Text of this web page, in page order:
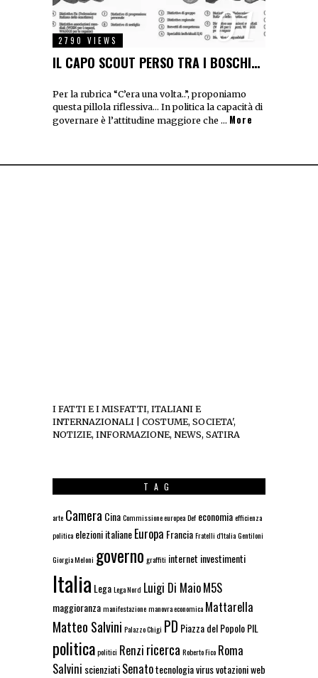
01
2790 VIEWS
IL CAPO SCOUT PERSO TRA I BOSCHI…
Per la rubrica “C’era una volta..”, proponiamo
questa pillola riflessiva… In politica la capacità di
governare è l’attitudine maggiore che … More
I FATTI E I MISFATTI, ITALIANI E
INTERNAZIONALI | COSTUME, SOCIETA',
NOTIZIE, INFORMAZIONE, NEWS, SATIRA
TAG
arte Camera CinaCommissione europeaDef economiaefficienza
politica elezioni italianeEuropa FranciaFratelli d'ItaliaGentiloni
Giorgia Meloni governo graffiti internet investimenti
Italia LegaLega Nord Luigi Di MaioM5S
maggioranzamanifestazionemanovra economica Mattarella
Matteo Salvini Palazzo Chigi PD Piazza del PopoloPIL
politicapolitici Renzi ricerca Roberto Fico Roma
Salvini scienziatiSenatotecnologiavirusvotazioniweb